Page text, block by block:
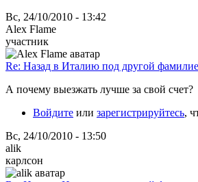
Вс, 24/10/2010 - 13:42
Alex Flame
участник
Re: Назад в Италию под другой
А почему выезжать лучше за свой счет?
Войдите или зарегистрируйтесь,
Вс, 24/10/2010 - 13:50
alik
карлсон